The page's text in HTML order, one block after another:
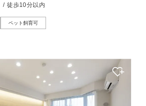
/ 徒歩10分以内
ペット飼育可